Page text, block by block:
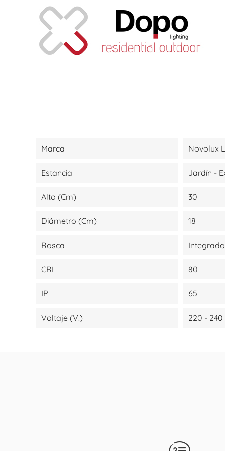
Marca Novolux
Estancia Jardín -
Alto (cm) 30
Diámetro (cm) 18
Rosca Integrado
CRI 80
IP 65
Voltaje (V.) 220 - 240